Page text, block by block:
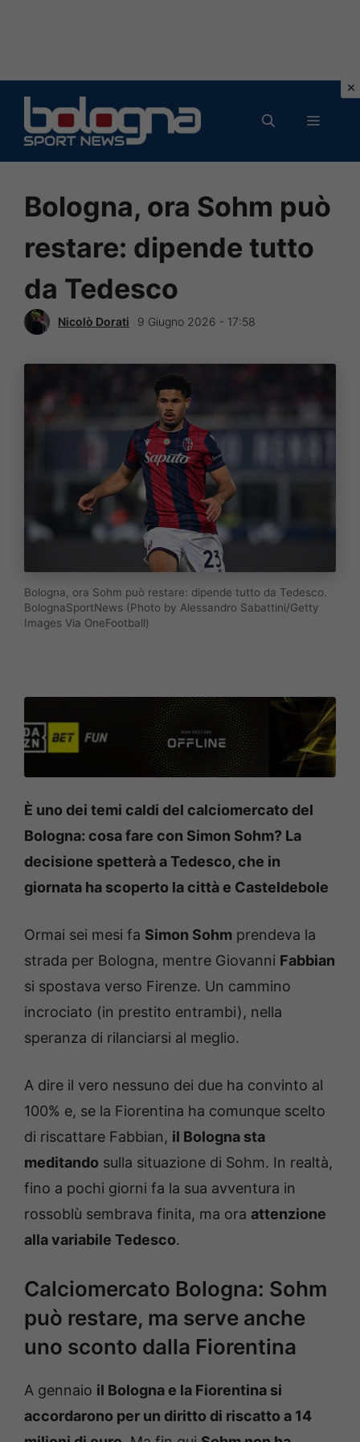
contenuto
MENU
Bologna, ora Sohm può
restare: dipende tutto
da Tedesco
Nicolò Dorati 9 Giugno 2026 - 17:58
Bologna, ora Sohm può restare: dipende tutto da Tedesco.
BolognaSportNews (Photo by Alessandro Sabattini/Getty
Images Via OneFootball)
È uno dei temi caldi del calciomercato del
Bologna: cosa fare con Simon Sohm? La
decisione spetterà a Tedesco, che in
giornata ha scoperto la città e Casteldebole
Ormai sei mesi fa Simon Sohm prendeva la
strada per Bologna, mentre Giovanni Fabbian
si spostava verso Firenze. Un cammino
incrociato (in prestito entrambi), nella
speranza di rilanciarsi al meglio.
A dire il vero nessuno dei due ha convinto al
100% e, se la Fiorentina ha comunque scelto
di riscattare Fabbian, il Bologna sta
meditando sulla situazione di Sohm. In realtà,
fino a pochi giorni fa la sua avventura in
rossoblù sembrava finita, ma ora attenzione
alla variabile Tedesco.
Calciomercato Bologna: Sohm
può restare, ma serve anche
uno sconto dalla Fiorentina
A gennaio il Bologna e la Fiorentina si
accordarono per un diritto di riscatto a 14